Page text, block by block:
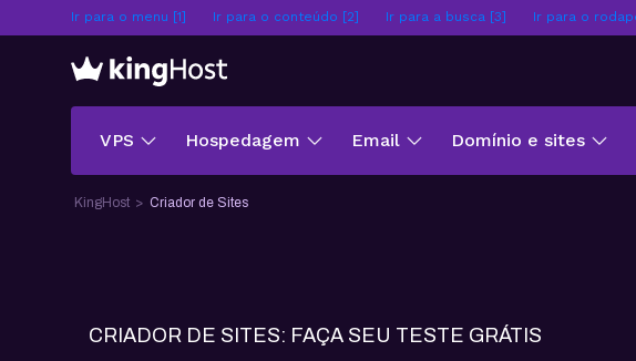
Ir para o menu [1] Ir para o conteúdo [2] Ir para a busca [3] Ir para o
VPS Hospedagem Email Domínio e sites
KingHost Criador de Sites
CRIADOR DE SITES: FAÇA SEU TESTE GRÁTIS